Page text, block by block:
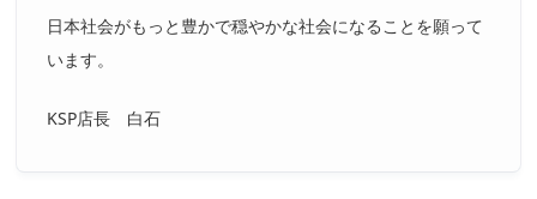
日本社会がもっと豊かで穏やかな社会になることを願って
います。
KSP店長 白石